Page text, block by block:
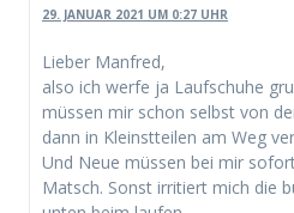
29. JANUAR 2021 UM 0:27 UHR
Lieber Manfred,
also ich werfe ja Laufschuhe
müssen mir schon selbst von
dann in Kleinstteilen am Weg
Und Neue müssen bei mir
Matsch. Sonst irritiert mich die